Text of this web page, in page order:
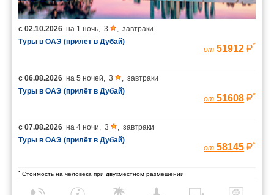
с 02.10.2026 на 1 ночь, 3 , завтраки
Туры в ОАЭ (прилёт в Дубай)
от 51912 *
с 06.08.2026 на 5 ночей, 3 , завтраки
Туры в ОАЭ (прилёт в Дубай)
от 51608 *
с 07.08.2026 на 4 ночи, 3 , завтраки
Туры в ОАЭ (прилёт в Дубай)
от 58145 *
* Стоимость на человека при двухместном размещении